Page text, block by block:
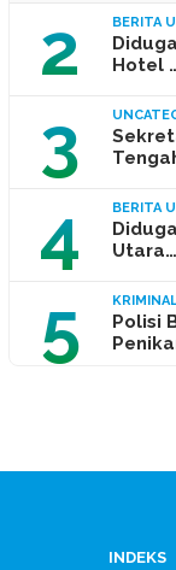
2 BERITA
Hotel
3
4 BERITA
Utara…
5
Polisi
INDEKS